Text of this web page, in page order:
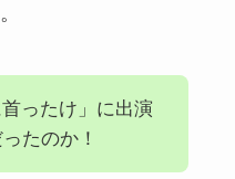
ったけ」に出演
たのか！